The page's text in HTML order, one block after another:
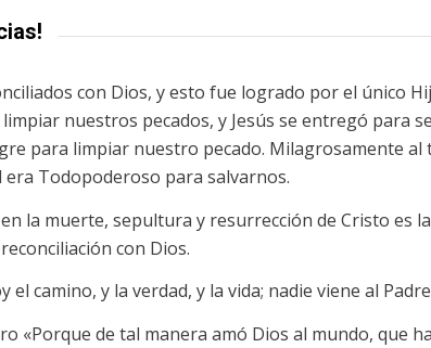
con Dios, y esto fue logrado por el único
nuestros pecados, y Jesús se entregó para
para limpiar nuestro pecado. Milagrosamente al
Todopoderoso para salvarnos.
la muerte, sepultura y resurrección de Cristo es
con Dios.
el camino, y la verdad, y la vida; nadie viene al
«Porque de tal manera amó Dios al mundo, que